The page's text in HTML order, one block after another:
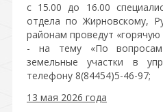
с 15.00 до 16.00
отдела по Жирновскому,
районам проведут «горячую
- на тему «По вопросам
земельные участки в
телефону 8(84454)5-46-97;
13 мая 2026 года